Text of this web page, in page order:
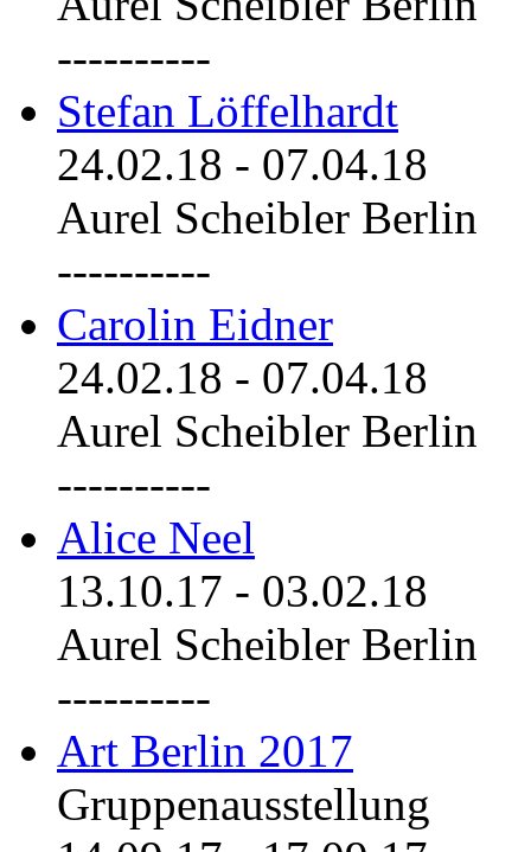
----------
Stefan Löffelhardt
24.02.18 - 07.04.18
Aurel Scheibler Berlin
----------
Carolin Eidner
24.02.18 - 07.04.18
Aurel Scheibler Berlin
----------
Alice Neel
13.10.17 - 03.02.18
Aurel Scheibler Berlin
----------
Art Berlin 2017
Gruppenausstellung